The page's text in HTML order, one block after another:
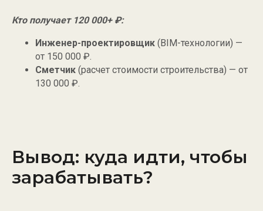
Кто получает 120 000+ ₽:
Инженер-проектировщик (BIM-технологии) —
от 150 000 ₽.
Сметчик (расчет стоимости строительства) — от
130 000 ₽.
Вывод: куда идти, чтобы
зарабатывать?
FAQ
Контакты
Реферальная программа
Партнёрство
Блог
О нас